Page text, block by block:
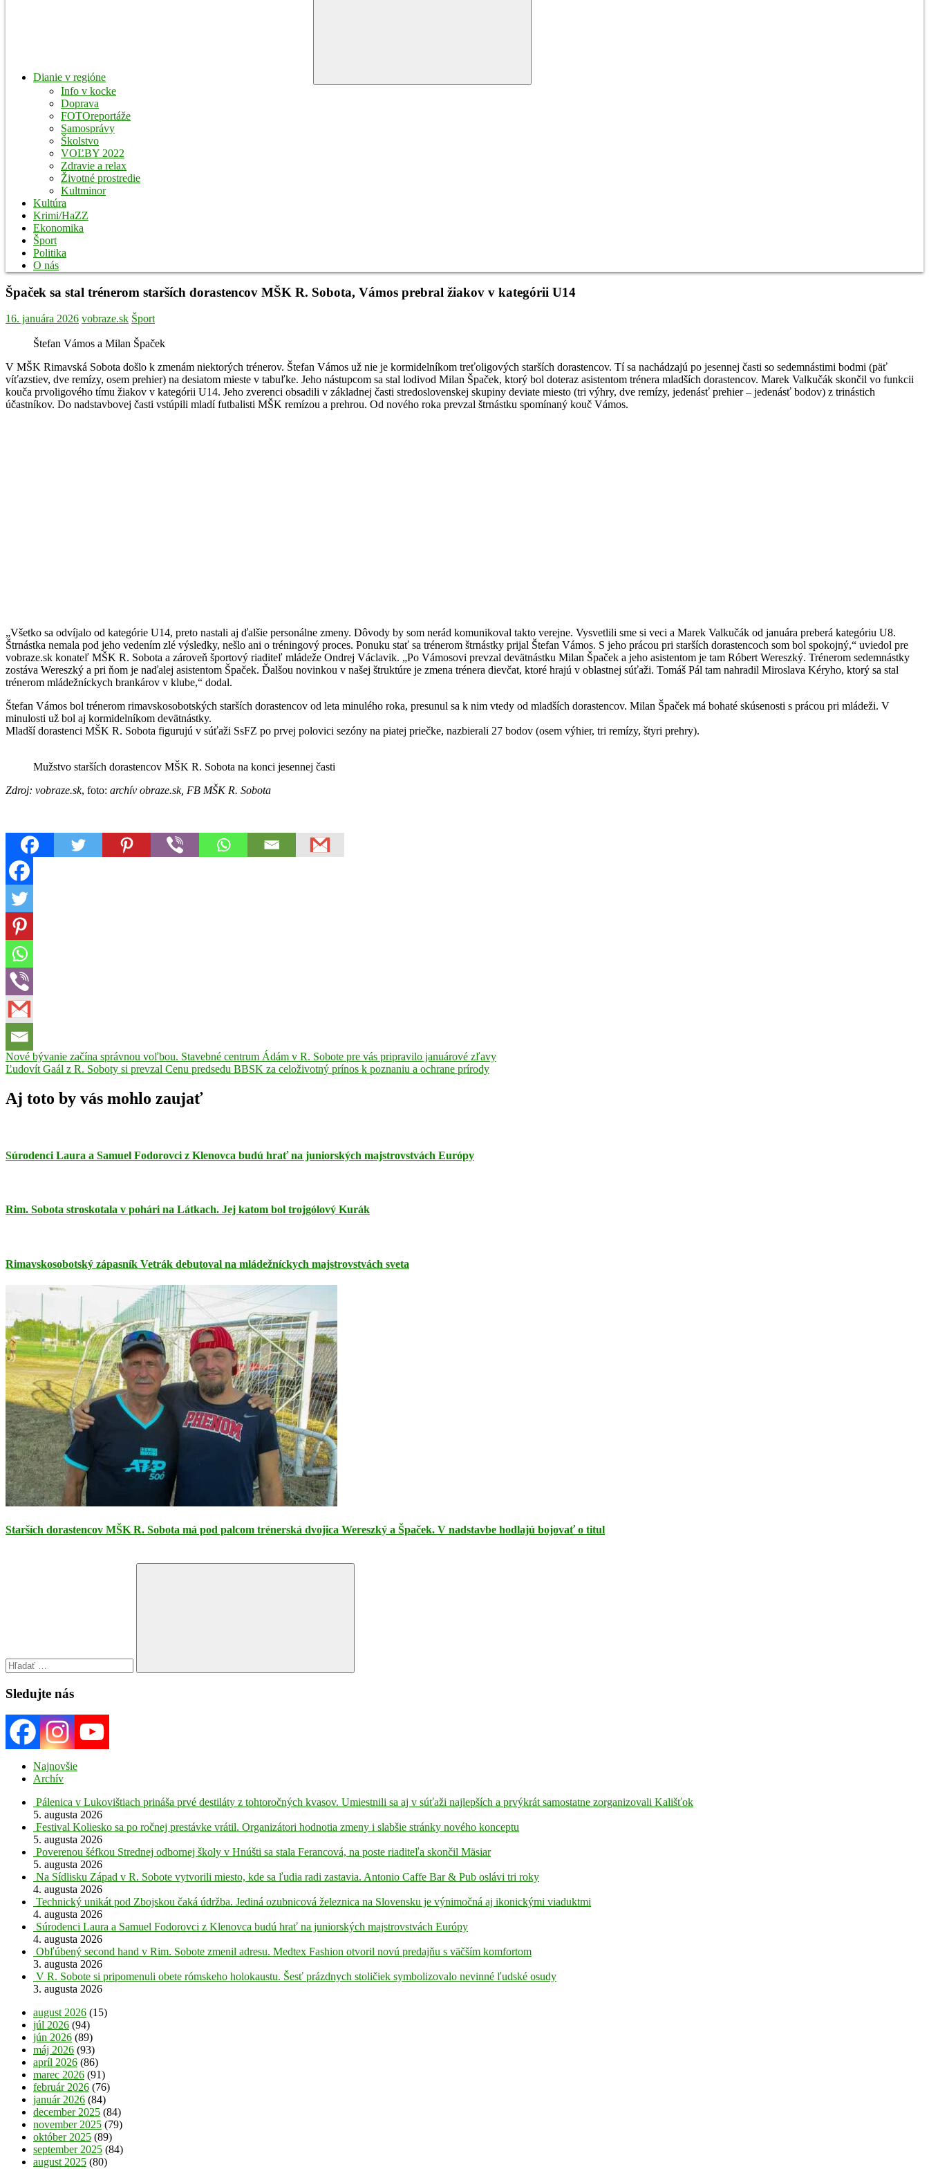
Dianie v regióne
Info v kocke
Doprava
FOTOreportáže
Samosprávy
Školstvo
VOĽBY 2022
Zdravie a relax
Životné prostredie
Kultminor
Kultúra
Krimi/HaZZ
Ekonomika
Šport
Politika
O nás
Špaček sa stal trénerom starších dorastencov MŠK R. Sobota, Vámos prebral žiakov v kategórii U14
16. januára 2026 vobraze.sk Šport
Štefan Vámos a Milan Špaček
V MŠK Rimavská Sobota došlo k zmenám niektorých trénerov. Štefan Vámos už nie je kormidelníkom treťoligových starších dorastencov. Tí sa nachádzajú po jesennej časti so sedemnástimi bodmi (päť
víťazstiev, dve remízy, osem prehier) na desiatom mieste v tabuľke. Jeho nástupcom sa stal lodivod Milan Špaček, ktorý bol doteraz asistentom trénera mladších dorastencov. Marek Valkučák skončil vo funkcii
kouča prvoligového tímu žiakov v kategórii U14. Jeho zverenci obsadili v základnej časti stredoslovenskej skupiny deviate miesto (tri výhry, dve remízy, jedenásť prehier – jedenásť bodov) z trinástich
účastníkov. Do nadstavbovej časti vstúpili mladí futbalisti MŠK remízou a prehrou. Od nového roka prevzal štrnástku spomínaný kouč Vámos.
„Všetko sa odvíjalo od kategórie U14, preto nastali aj ďalšie personálne zmeny. Dôvody by som nerád komunikoval takto verejne. Vysvetlili sme si veci a Marek Valkučák od januára preberá kategóriu U8.
Štrnástka nemala pod jeho vedením zlé výsledky, nešlo ani o tréningový proces. Ponuku stať sa trénerom štrnástky prijal Štefan Vámos. S jeho prácou pri starších dorastencoch som bol spokojný,“ uviedol pre
vobraze.sk konateľ MŠK R. Sobota a zároveň športový riaditeľ mládeže Ondrej Václavik. „Po Vámosovi prevzal devätnástku Milan Špaček a jeho asistentom je tam Róbert Wereszký. Trénerom sedemnástky
zostáva Wereszký a pri ňom je naďalej asistentom Špaček. Ďalšou novinkou v našej štruktúre je zmena trénera dievčat, ktoré hrajú v oblastnej súťaži. Tomáš Pál tam nahradil Miroslava Kéryho, ktorý sa stal
trénerom mládežníckych brankárov v klube,“ dodal.
Štefan Vámos bol trénerom rimavskosobotských starších dorastencov od leta minulého roka, presunul sa k nim vtedy od mladších dorastencov. Milan Špaček má bohaté skúsenosti s prácou pri mládeži. V
minulosti už bol aj kormidelníkom devätnástky.
Mladší dorastenci MŠK R. Sobota figurujú v súťaži SsFZ po prvej polovici sezóny na piatej priečke, nazbierali 27 bodov (osem výhier, tri remízy, štyri prehry).
Mužstvo starších dorastencov MŠK R. Sobota na konci jesennej časti
Zdroj: vobraze.sk, foto: archív obraze.sk, FB MŠK R. Sobota
FutbalMilan
ŠpačekMŠK
Sobotaprvá
liga
dorastencov
Navigácia
v
článku
Previous
Post:
Nové bývanie začína správnou voľbou. Stavebné centrum Ádám v R. Sobote pre vás pripravilo januárové zľavy
Next
Ľudovít Gaál z R. Soboty si prevzal Cenu predsedu BBSK za celoživotný prínos k poznaniu a ochrane prírody
Aj toto by vás mohlo zaujať
Súrodenci Laura a Samuel Fodorovci z Klenovca budú hrať na juniorských majstrovstvách Európy
Rim. Sobota stroskotala v pohári na Látkach. Jej katom bol trojgólový Kurák
Rimavskosobotský zápasník Vetrák debutoval na mládežníckych majstrovstvách sveta
Starších dorastencov MŠK R. Sobota má pod palcom trénerská dvojica Wereszký a Špaček. V nadstavbe hodlajú bojovať o titul
Search
Sledujte nás
Najnovšie
Archív
Pálenica v Lukovištiach prináša prvé destiláty z tohtoročných kvasov. Umiestnili sa aj v súťaži najlepších a prvýkrát samostatne zorganizovali Kališťok
5. augusta 2026
Festival Koliesko sa po ročnej prestávke vrátil. Organizátori hodnotia zmeny i slabšie stránky nového konceptu
5. augusta 2026
Poverenou šéfkou Strednej odbornej školy v Hnúšti sa stala Ferancová, na poste riaditeľa skončil Mäsiar
5. augusta 2026
Na Sídlisku Západ v R. Sobote vytvorili miesto, kde sa ľudia radi zastavia. Antonio Caffe Bar & Pub oslávi tri roky
4. augusta 2026
Technický unikát pod Zbojskou čaká údržba. Jediná ozubnicová železnica na Slovensku je výnimočná aj ikonickými viaduktmi
4. augusta 2026
Súrodenci Laura a Samuel Fodorovci z Klenovca budú hrať na juniorských majstrovstvách Európy
4. augusta 2026
Obľúbený second hand v Rim. Sobote zmenil adresu. Medtex Fashion otvoril novú predajňu s väčším komfortom
3. augusta 2026
V R. Sobote si pripomenuli obete rómskeho holokaustu. Šesť prázdnych stoličiek symbolizovalo nevinné ľudské osudy
3. augusta 2026
august 2026 (15)
júl 2026 (94)
jún 2026 (89)
máj 2026 (93)
apríl 2026 (86)
marec 2026 (91)
február 2026 (76)
január 2026 (84)
december 2025 (84)
november 2025 (79)
október 2025 (89)
september 2025 (84)
august 2025 (80)